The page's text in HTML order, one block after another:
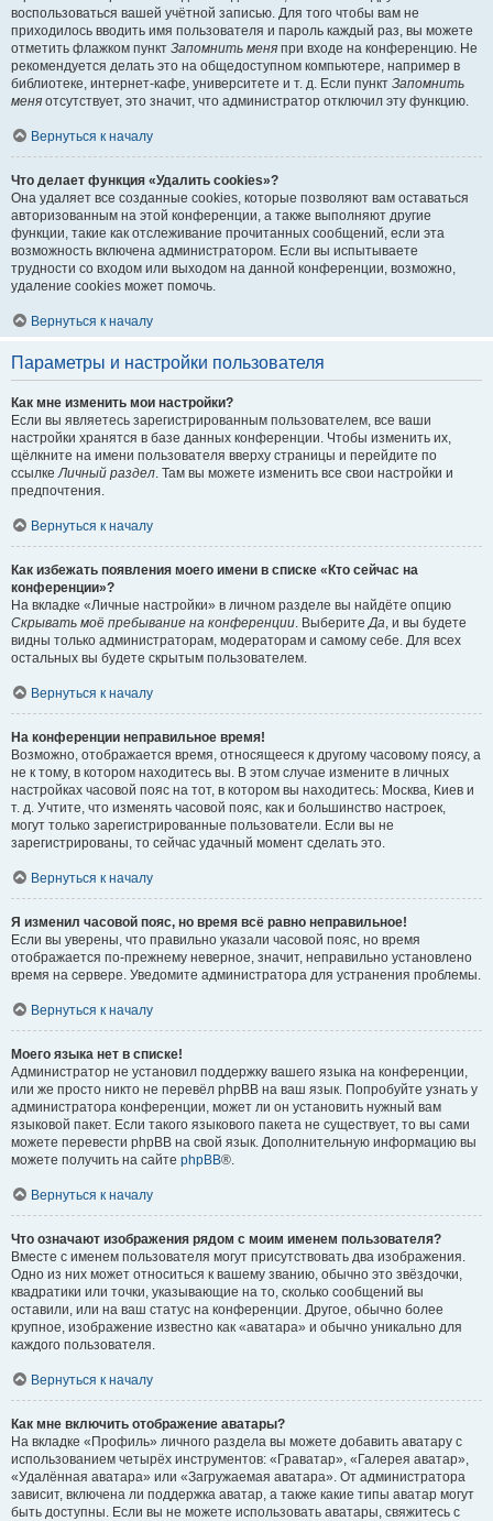
воспользоваться вашей учётной записью. Для того чтобы вам не
приходилось вводить имя пользователя и пароль каждый раз, вы можете
отметить флажком пункт Запомнить меня при входе на конференцию. Не
рекомендуется делать это на общедоступном компьютере, например в
библиотеке, интернет-кафе, университете и т. д. Если пункт Запомнить
меня отсутствует, это значит, что администратор отключил эту функцию.
Вернуться к началу
Что делает функция «Удалить cookies»?
Она удаляет все созданные cookies, которые позволяют вам оставаться
авторизованным на этой конференции, а также выполняют другие
функции, такие как отслеживание прочитанных сообщений, если эта
возможность включена администратором. Если вы испытываете
трудности со входом или выходом на данной конференции, возможно,
удаление cookies может помочь.
Вернуться к началу
Параметры и настройки пользователя
Как мне изменить мои настройки?
Если вы являетесь зарегистрированным пользователем, все ваши
настройки хранятся в базе данных конференции. Чтобы изменить их,
щёлкните на имени пользователя вверху страницы и перейдите по
ссылкеЛичный раздел. Там вы можете изменить все свои настройки и
предпочтения.
Вернуться к началу
Как избежать появления моего имени в списке «Кто сейчас на
конференции»?
На вкладке «Личные настройки» в личном разделе вы найдёте опцию
Скрывать моё пребывание на конференции. ВыберитеДа, и вы будете
видны только администраторам, модераторам и самому себе. Для всех
остальных вы будете скрытым пользователем.
Вернуться к началу
На конференции неправильное время!
Возможно, отображается время, относящееся к другому часовому поясу, а
не к тому, в котором находитесь вы. В этом случае измените в личных
настройках часовой пояс на тот, в котором вы находитесь: Москва, Киев и
т. д. Учтите, что изменять часовой пояс, как и большинство настроек,
могут только зарегистрированные пользователи. Если вы не
зарегистрированы, то сейчас удачный момент сделать это.
Вернуться к началу
Я изменил часовой пояс, но время всё равно неправильное!
Если вы уверены, что правильно указали часовой пояс, но время
отображается по-прежнему неверное, значит, неправильно установлено
время на сервере. Уведомите администратора для устранения проблемы.
Вернуться к началу
Моего языка нет в списке!
Администратор не установил поддержку вашего языка на конференции,
или же просто никто не перевёл phpBB на ваш язык. Попробуйте узнать у
администратора конференции, может ли он установить нужный вам
языковой пакет. Если такого языкового пакета не существует, то вы сами
можете перевести phpBB на свой язык. Дополнительную информацию вы
можете получить на сайте phpBB®.
Вернуться к началу
Что означают изображения рядом с моим именем пользователя?
Вместе с именем пользователя могут присутствовать два изображения.
Одно из них может относиться к вашему званию, обычно это звёздочки,
квадратики или точки, указывающие на то, сколько сообщений вы
оставили, или на ваш статус на конференции. Другое, обычно более
крупное, изображение известно как «аватара» и обычно уникально для
каждого пользователя.
Вернуться к началу
Как мне включить отображение аватары?
На вкладке «Профиль» личного раздела вы можете добавить аватару с
использованием четырёх инструментов: «Граватар», «Галерея аватар»,
«Удалённая аватара» или «Загружаемая аватара». От администратора
зависит, включена ли поддержка аватар, а также какие типы аватар могут
быть доступны. Если вы не можете использовать аватары, свяжитесь с